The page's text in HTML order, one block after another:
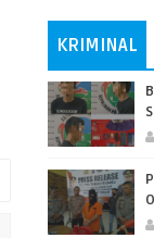
KRIMINAL